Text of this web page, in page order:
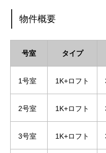
物件概要
号室 タイプ
1号室 1K+ロフト
2号室 1K+ロフト
3号室 1K+ロフト